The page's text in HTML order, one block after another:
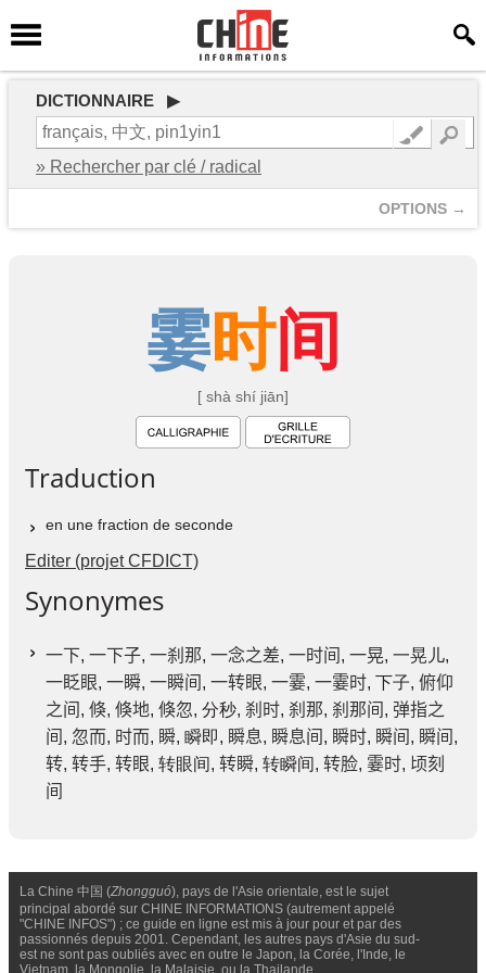
DICTIONNAIRE ▶
» Rechercher par clé / radical
OPTIONS →
霎时间
[ shà shí jiān]
Traduction
en une fraction de seconde
Editer (projet CFDICT)
Synonymes
一下, 一下子, 一刹那, 一念之差, 一时间 , 一晃, 一晃儿,
一眨眼, 一瞬, 一瞬间 , 一转眼, 一霎, 一霎时, 下子, 俯仰
之间 , 倏, 倏地, 倏忽, 分秒, 刹时, 刹那, 刹那间 , 弹指之
间 , 忽而, 时而, 瞬, 瞬即, 瞬息, 瞬息间 , 瞬时, 瞬间 , 瞬间 ,
转, 转手, 转眼, 转眼间, 转瞬, 转瞬间, 转脸, 霎时, 顷刻
间
La Chine 中国 (Zhongguó), pays de l'Asie orientale, est le sujet
principal abordé sur CHINE INFORMATIONS (autrement appelé
"CHINE INFOS") ; ce guide en ligne est mis à jour pour et par des
passionnés depuis 2001. Cependant, les autres pays d'Asie du sud-
est ne sont pas oubliés avec en outre le Japon, la Corée, l'Inde, le
Vietnam, la Mongolie, la Malaisie, ou la Thailande.